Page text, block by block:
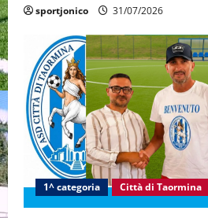
sportjonico 31/07/2026
1^ categoria Città di Taormina